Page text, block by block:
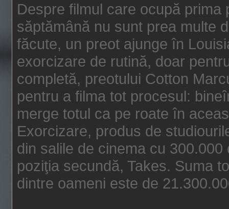
Despre filmul care ocupă
săptămână nu sunt prea multe
făcute, un preot ajunge în
exorcizare de rutină, doar
completă, preotului Cotton
pentru a filma tot procesul:
merge totul ca pe roate în
Exorcizare, produs de
din salile de cinema cu
poziţia secundă, Takes. Suma
dintre oameni este de